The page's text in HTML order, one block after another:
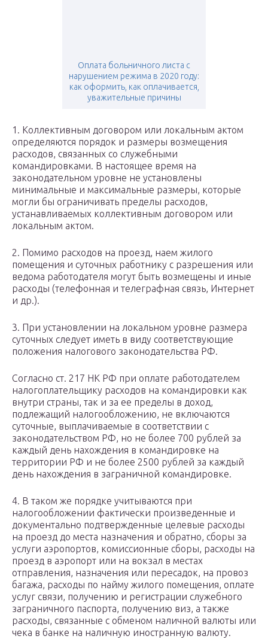
Оплата больничного листа с
нарушением режима в 2020 году:
как оформить, как оплачивается,
уважительные причины
1. Коллективным договором или локальным актом
определяются порядок и размеры возмещения
расходов, связанных со служебными
командировками. В настоящее время на
законодательном уровне не установлены
минимальные и максимальные размеры, которые
могли бы ограничивать пределы расходов,
устанавливаемых коллективным договором или
локальным актом.
2. Помимо расходов на проезд, наем жилого
помещения и суточных работнику с разрешения или
ведома работодателя могут быть возмещены и иные
расходы (телефонная и телеграфная связь, Интернет
и др.).
3. При установлении на локальном уровне размера
суточных следует иметь в виду соответствующие
положения налогового законодательства РФ.
Согласно ст. 217 НК РФ при оплате работодателем
налогоплательщику расходов на командировки как
внутри страны, так и за ее пределы в доход,
подлежащий налогообложению, не включаются
суточные, выплачиваемые в соответствии с
законодательством РФ, но не более 700 рублей за
каждый день нахождения в командировке на
территории РФ и не более 2500 рублей за каждый
день нахождения в заграничной командировке.
4. В таком же порядке учитываются при
налогообложении фактически произведенные и
документально подтвержденные целевые расходы
на проезд до места назначения и обратно, сборы за
услуги аэропортов, комиссионные сборы, расходы на
проезд в аэропорт или на вокзал в местах
отправления, назначения или пересадок, на провоз
багажа, расходы по найму жилого помещения, оплате
услуг связи, получению и регистрации служебного
заграничного паспорта, получению виз, а также
расходы, связанные с обменом наличной валюты или
чека в банке на наличную иностранную валюту.